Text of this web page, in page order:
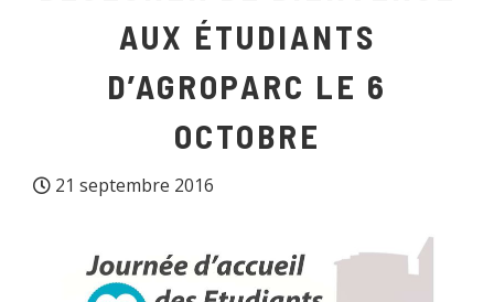
AUX ÉTUDIANTS
D’AGROPARC LE 6
OCTOBRE
21 septembre 2016